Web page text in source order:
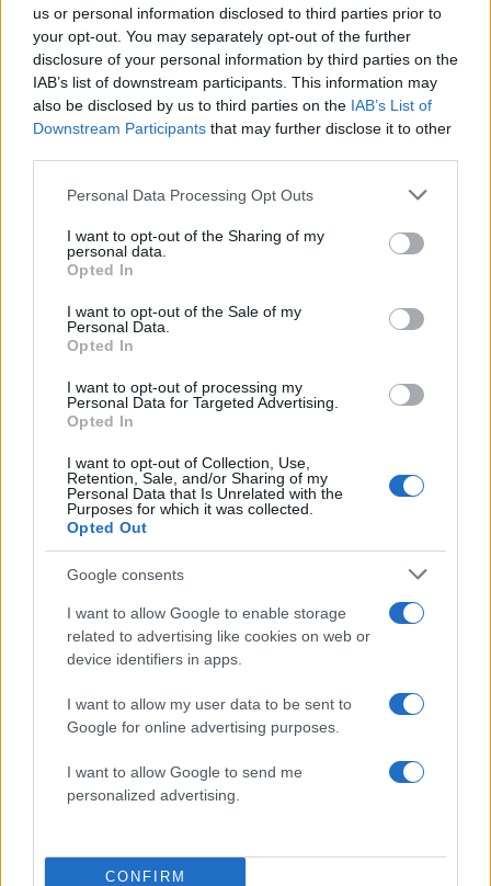
us or personal information disclosed to third parties prior to
your opt-out. You may separately opt-out of the further
disclosure of your personal information by third parties on the
IAB’s list of downstream participants. This information may
also be disclosed by us to third parties on the IAB’s List of
Downstream Participants that may further disclose it to other
Please note that this website/app uses one or more Google
not limited to your visit or usage behaviour. You may click to
grant or deny consent to Google and its third-party tags to
use your data for below specified purposes in below Google
consent section.
Personal Data Processing Opt Outs
I want to opt-out of the Sharing of my
personal data.
Opted In
I want to opt-out of the Sale of my
Personal Data.
Opted In
I want to opt-out of processing my
Personal Data for Targeted Advertising.
Opted In
I want to opt-out of Collection, Use,
Retention, Sale, and/or Sharing of my
Personal Data that Is Unrelated with the
Purposes for which it was collected.
Opted Out
Google consents
I want to allow Google to enable storage
related to advertising like cookies on web or
device identifiers in apps.
I want to allow my user data to be sent to
Google for online advertising purposes.
I want to allow Google to send me
personalized advertising.
CONFIRM
50 /50
Όροι Χρήσης . Το site προστατεύεται από reCAPTCHA, ισχύουν
Πολιτική Απορρήτου
Lifestyle
Share:
ενημερωθείτε πρώτοι για όλη την ειδησεογραφία και τα
τελευταία νέατης ημέρας
Πιο δημοφιλή
Συγκίνηση στο τελευταίο αντίο στον Λάκη
Χαλκιά: Με την «Φάμπρικα», λαούτο και
κλαρίνα αποχαιρέτησαν την εμβληματική
φωνή της μεταπολίτευσης
Ο Κώστας Σαμαράς δημοσίευσε μία παιδική
φωτογραφία για την επέτειο θανάτου της
αδελφής του, Λένας
δύο καταθέσεις «κλειδί» της συζύγου του
26χρονου Αφγανού – Το στίγμα του